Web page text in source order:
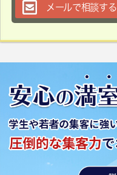
メールで相談する